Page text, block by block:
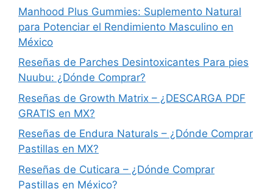
Manhood Plus Gummies: Suplemento Natural
para Potenciar el Rendimiento Masculino en
México
Reseñas de Parches Desintoxicantes Para pies
Nuubu: ¿Dónde Comprar?
Reseñas de Growth Matrix – ¿DESCARGA PDF
GRATIS en MX?
Reseñas de Endura Naturals – ¿Dónde Comprar
Pastillas en MX?
Reseñas de Cuticara – ¿Dónde Comprar
Pastillas en México?